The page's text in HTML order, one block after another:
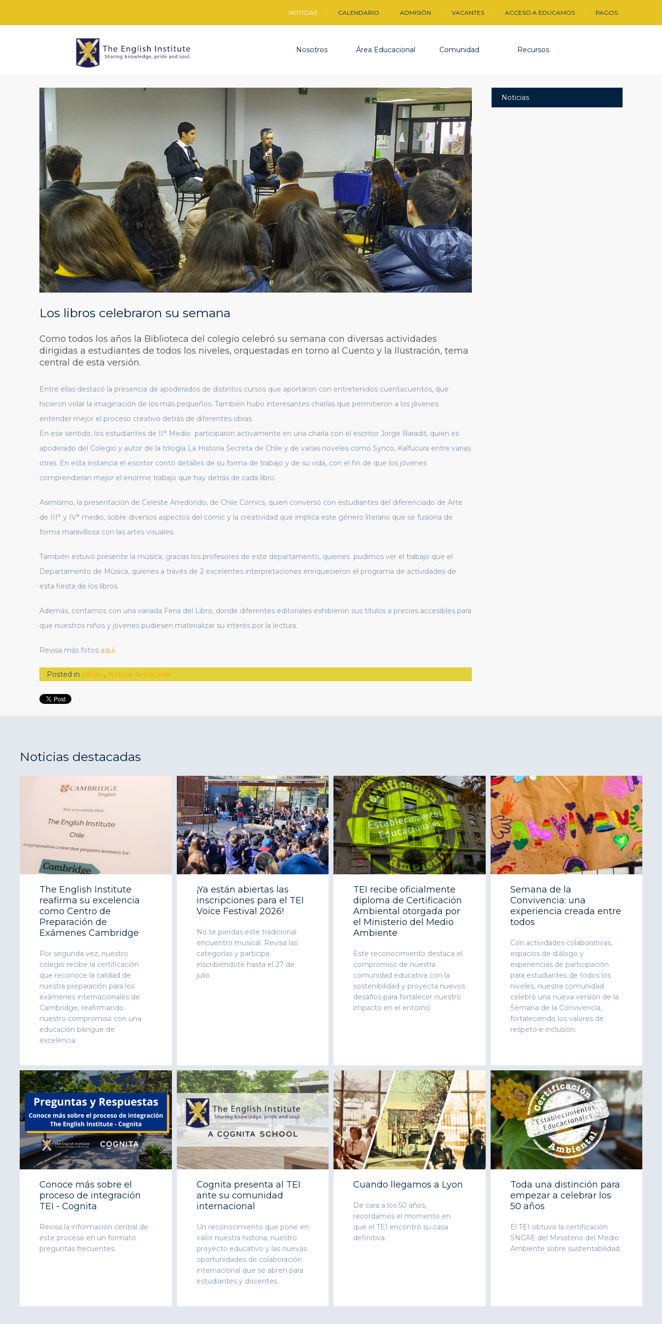
NOTICIAS CALENDARIO ADMISIÓN VACANTES ACCESO A EDUCAMOS PAGOS
Nosotros Área Educacional Comunidad Recursos
Los libros celebraron su semana
Como todos los años la Biblioteca del colegio celebró su semana con diversas actividades
dirigidas a estudiantes de todos los niveles, orquestadas en torno al Cuento y la Ilustración, tema
central de esta versión.
Entre ellas destacó la presencia de apoderados de distintos cursos que aportaron con entretenidos cuentacuentos, que
hicieron volar la imaginación de los más pequeños. También hubo interesantes charlas que permitieron a los jóvenes
entender mejor el proceso creativo detrás de diferentes obras.
En ese sentido, los estudiantes de II° Medio participaron activamente en una charla con el escritor Jorge Baradit, quien es
apoderado del Colegio y autor de la trilogía La Historia Secreta de Chile y de varias noveles como Synco, Kalfucura entre varias
otras. En esta instancia el escritor contó detalles de su forma de trabajo y de su vida, con el fin de que los jóvenes
comprendieran mejor el enorme trabajo que hay detrás de cada libro.
Asimismo, la presentación de Celeste Arredondo, de Chile Cómics, quien conversó con estudiantes del diferenciado de Arte
de III° y IV° medio, sobre diversos aspectos del cómic y la creatividad que implica este género literario que se fusiona de
forma maravillosa con las artes visuales.
También estuvo presente la música, gracias los profesores de este departamento, quienes pudimos ver el trabajo que el
Departamento de Música, quienes a través de 2 excelentes interpretaciones enriquecieron el programa de actividades de
esta fiesta de los libros.
Además, contamos con una variada Feria del Libro, donde diferentes editoriales exhibieron sus títulos a precios accesibles para
que nuestros niños y jóvenes pudiesen materializar su interés por la lectura.
Revisa más fotos aquí.
Posted in Library, Noticia destacada
Noticias
Noticias destacadas
The English Institute
reafirma su excelencia
como Centro de
Preparación de
Exámenes Cambridge
Por segunda vez, nuestro
colegio recibe la certificación
que reconoce la calidad de
nuestra preparación para los
exámenes internacionales de
Cambridge, reafirmando
nuestro compromiso con una
educación bilingüe de
excelencia.
¡Ya están abiertas las
inscripciones para el TEI
Voice Festival 2026!
No te pierdas este tradicional
encuentro musical. Revisa las
categorías y participa
inscribiéndote hasta el 27 de
julio.
TEI recibe oficialmente
diploma de Certificación
Ambiental otorgada por
el Ministerio del Medio
Ambiente
Este reconocimiento destaca el
compromiso de nuestra
comunidad educativa con la
sostenibilidad y proyecta nuevos
desafíos para fortalecer nuestro
impacto en el entorno.
Semana de la
Convivencia: una
experiencia creada entre
todos
Con actividades colaborativas,
espacios de diálogo y
experiencias de participación
para estudiantes de todos los
niveles, nuestra comunidad
celebró una nueva versión de la
Semana de la Convivencia,
fortaleciendo los valores de
respeto e inclusión.
Conoce más sobre el
proceso de integración
TEI - Cognita
Revisa la información central de
este proceso en un formato
preguntas frecuentes.
Cognita presenta al TEI
ante su comunidad
internacional
Un reconocimiento que pone en
valor nuestra historia, nuestro
proyecto educativo y las nuevas
oportunidades de colaboración
internacional que se abren para
estudiantes y docentes.
Cuando llegamos a Lyon
De cara a los 50 años,
recordamos el momento en
que el TEI encontró su casa
definitiva.
Toda una distinción para
empezar a celebrar los
50 años
El TEI obtuvo la certificación
SNCAE del Ministerio del Medio
Ambiente sobre sustentabilidad.